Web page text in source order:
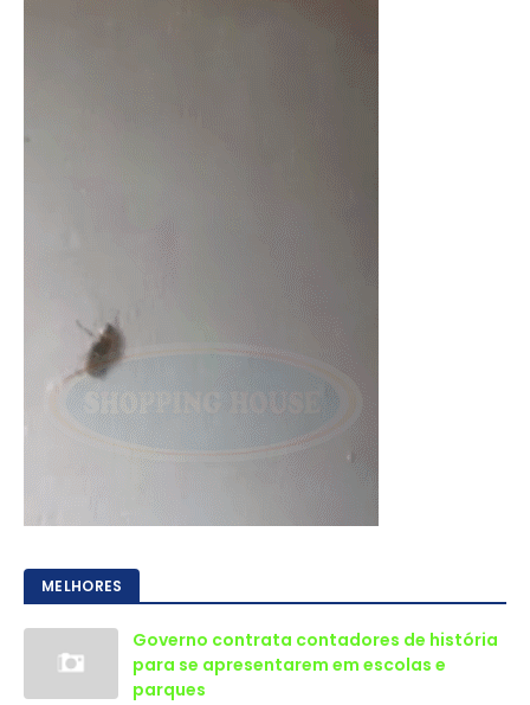
MELHORES
Governo contrata contadores de história
para se apresentarem em escolas e
parques